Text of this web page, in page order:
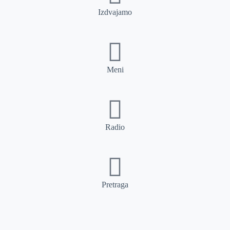
Izdvajamo
Meni
Radio
Pretraga